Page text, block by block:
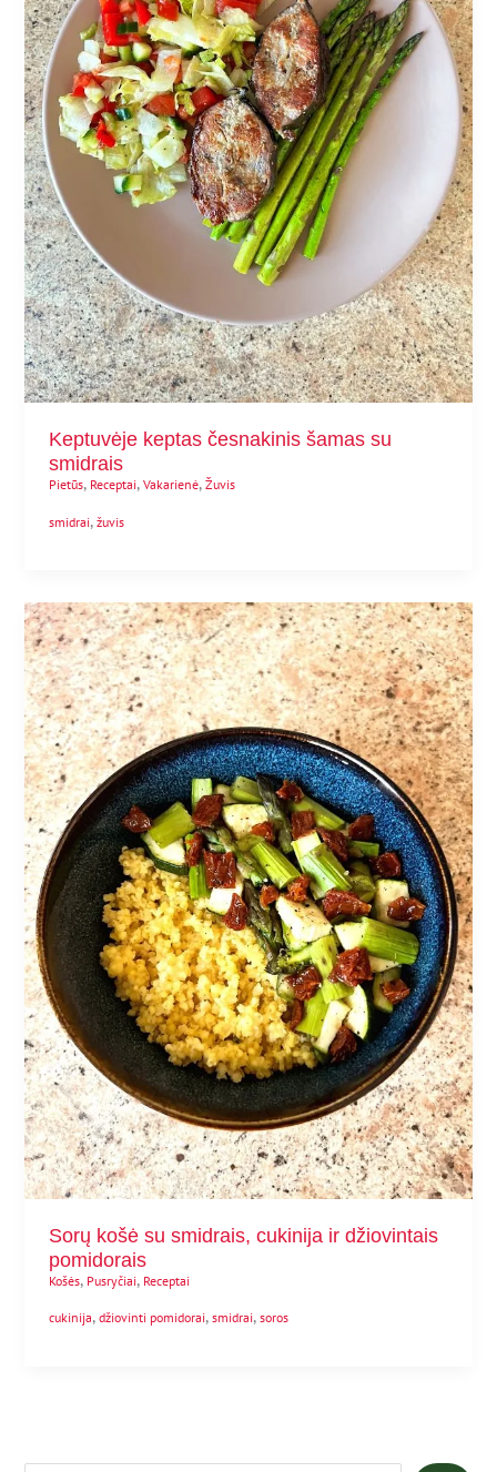
Keptuvėje keptas česnakinis šamas su
smidrais
Pietūs, Receptai,Vakarienė,Žuvis
smidrai,žuvis
Sorų košė su smidrais, cukinija ir džiovintais
pomidorais
Košės, Pusryčiai, Receptai
cukinija,džiovinti pomidorai,smidrai,soros